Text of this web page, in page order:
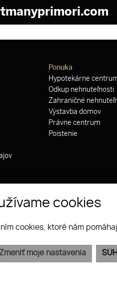
cookies
cookies, ktoré nám
Zmeniť moje nastavenia
Ponuka
Hypotekárne
Odkup nehnuteľnosti
Zahraničné
Výstavba domov
Právne centrum
Poistenie
| WEBEX.DIGITAL